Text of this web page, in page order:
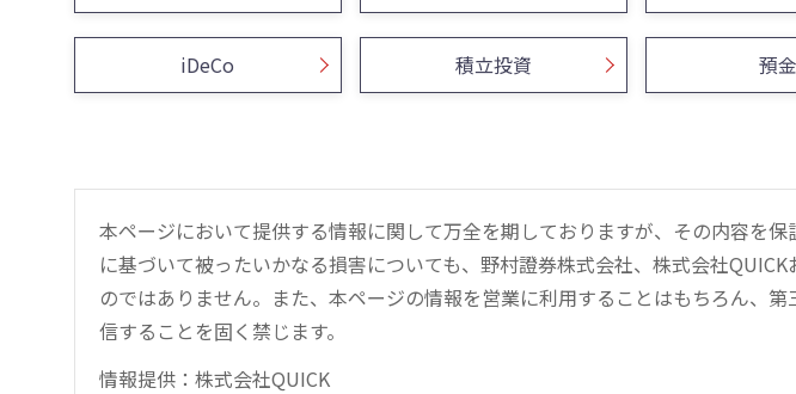
iDeCo 積立投資 預金
本ページにおいて提供する情報に関して万全を期しておりますが、その内容を
に基づいて被ったいかなる損害についても、野村證券株式会社、株式会社
のではありません。また、本ページの情報を営業に利用することはもちろん、
信することを固く禁じます。
情報提供：株式会社QUICK